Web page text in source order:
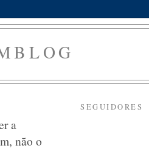
a
não o
SEGUIDORES